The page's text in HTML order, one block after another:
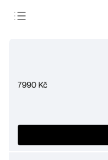
Nejprodávanější
7990 Kč